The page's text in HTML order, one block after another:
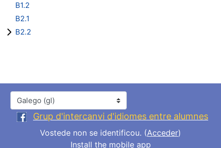
B1.2
B2.1
B2.2
Idioma
Grup d'intercanvi d'idiomes entre alumnes
Vostede non se identificou. (Acceder)
Install the mobile app